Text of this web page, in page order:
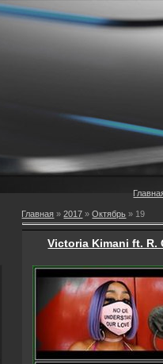
Главная »2017 » Октябрь » 19
Victoria Kimani ft. R.